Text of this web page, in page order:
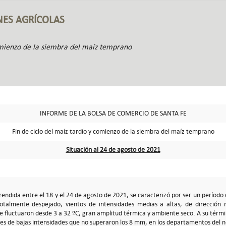
AGRÍCOLAS
de la siembra del maíz temprano
INFORME DE LA BOLSA DE COMERCIO DE SANTA FE
Fin de ciclo del maíz tardío y comienzo de la siembra del maíz temprano
Situación al 24 de agosto de 2021
entre el 18 y el 24 de agosto de 2021, se caracterizó por ser un
despejado, vientos de intensidades medias a altas, de dirección
fluctuaron desde 3 a 32 ºC, gran amplitud térmica y ambiente seco. A su
de bajas intensidades que no superaron los 8 mm, en los departamentos del